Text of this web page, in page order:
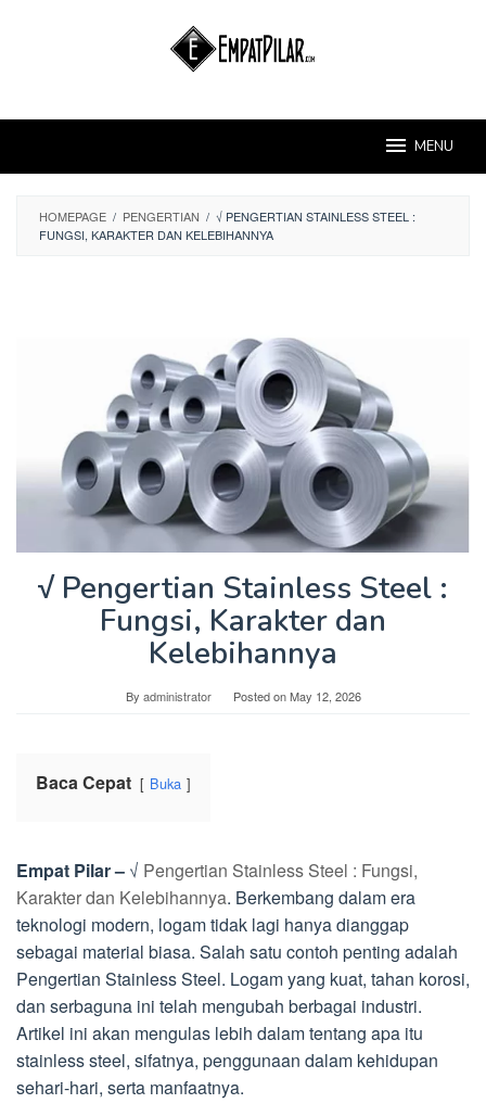
MENU
HOMEPAGE / PENGERTIAN / √ PENGERTIAN STAINLESS STEEL :
FUNGSI, KARAKTER DAN KELEBIHANNYA
√ Pengertian Stainless Steel :
Fungsi, Karakter dan
Kelebihannya
By administrator Posted onMay 12, 2026
Baca Cepat Buka
Empat Pilar – √ Pengertian Stainless Steel : Fungsi,
Karakter dan Kelebihannya. Berkembang dalam era
teknologi modern, logam tidak lagi hanya dianggap
sebagai material biasa. Salah satu contoh penting adalah
Pengertian Stainless Steel. Logam yang kuat, tahan korosi,
dan serbaguna ini telah mengubah berbagai industri.
Artikel ini akan mengulas lebih dalam tentang apa itu
stainless steel, sifatnya, penggunaan dalam kehidupan
sehari-hari, serta manfaatnya.